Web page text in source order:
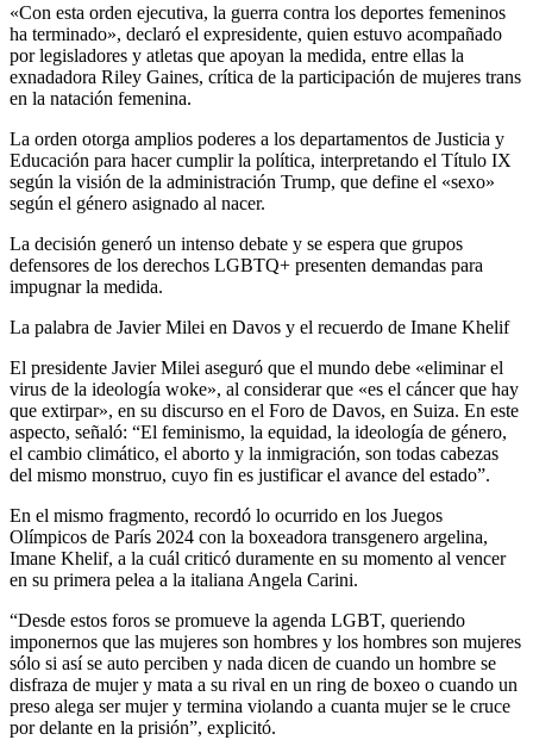
«Con esta orden ejecutiva, la guerra contra los deportes femeninos
ha terminado», declaró el expresidente, quien estuvo acompañado
por legisladores y atletas que apoyan la medida, entre ellas la
exnadadora Riley Gaines, crítica de la participación de mujeres trans
en la natación femenina.
La orden otorga amplios poderes a los departamentos de Justicia y
Educación para hacer cumplir la política, interpretando el Título IX
según la visión de la administración Trump, que define el «sexo»
según el género asignado al nacer.
La decisión generó un intenso debate y se espera que grupos
defensores de los derechos LGBTQ+ presenten demandas para
impugnar la medida.
La palabra de Javier Milei en Davos y el recuerdo de Imane Khelif
El presidente Javier Milei aseguró que el mundo debe «eliminar el
virus de la ideología woke», al considerar que «es el cáncer que hay
que extirpar», en su discurso en el Foro de Davos, en Suiza. En este
aspecto, señaló: “El feminismo, la equidad, la ideología de género,
el cambio climático, el aborto y la inmigración, son todas cabezas
del mismo monstruo, cuyo fin es justificar el avance del estado”.
En el mismo fragmento, recordó lo ocurrido en los Juegos
Olímpicos de París 2024 con la boxeadora transgenero argelina,
Imane Khelif, a la cuál criticó duramente en su momento al vencer
en su primera pelea a la italiana Angela Carini.
“Desde estos foros se promueve la agenda LGBT, queriendo
imponernos que las mujeres son hombres y los hombres son mujeres
sólo si así se auto perciben y nada dicen de cuando un hombre se
disfraza de mujer y mata a su rival en un ring de boxeo o cuando un
preso alega ser mujer y termina violando a cuanta mujer se le cruce
por delante en la prisión”, explicitó.